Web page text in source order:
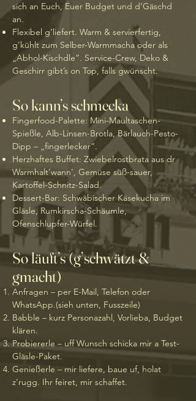
sich an Euch, Euer Budget und d’Gäschd
an.
Flexibel g’liefert. Warm & servier­fertig,
g’kühlt zum Selber-Warmmacha oder als
„Abhol-Kischdle“. Service-Crew, Deko &
Geschirr gibt’s on Top, falls gwünscht.
So kann’s schmecka
Fingerfood-Palette: Mini-Maultaschen-
Spießle, Alb-Linsen-Brotla, Bärlauch-Pesto-
Dipp – „fingerlecker“.
Herzhaftes Buffet: Zwiebel­rostbrata aus dr
Warmhalt’wann’, Gemüse süß-sauer,
Kartoffel-Schnitz-Salad.
Dessert-Bar: Schwäbischer Käsekucha im
Gläsle, Rumkirscha-Schäumle,
Ofenschlupfer-Würfel.
So läuft’s (g’schwätzt &
gmacht)
Anfragen – per E-Mail, Telefon oder
WhatsApp.(sieh unten, Fusszeile)
Babble – kurz Personazahl, Vorlieba, Budget
klären.
Probiererle – uff Wunsch schicka mir a Test-
Gläsle-Paket.
Genießerle – mir liefere, baue uf, holat
z’rugg. Ihr feiret, mir schaffet.